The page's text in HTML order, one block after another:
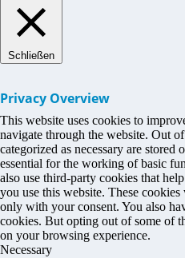
Schließen
Privacy Overview
This website uses cookies to
navigate through the website. Out
categorized as necessary are stored
essential for the working of basic
also use third-party cookies that
you use this website. These
only with your consent. You also
cookies. But opting out of some of
on your browsing experience.
Necessary